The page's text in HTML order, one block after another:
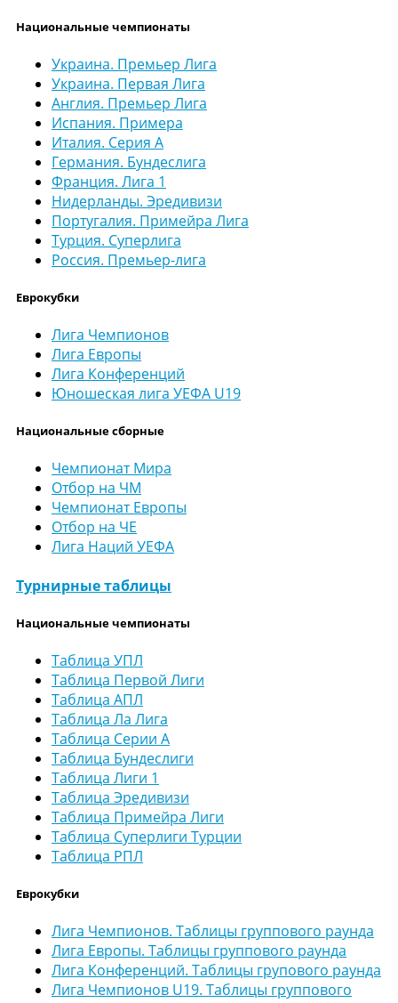
Национальные чемпионаты
Украина. Премьер Лига
Украина. Первая Лига
Англия. Премьер Лига
Испания. Примера
Италия. Серия А
Германия. Бундеслига
Франция. Лига 1
Нидерланды. Эредивизи
Португалия. Примейра Лига
Турция. Суперлига
Россия. Премьер-лига
Еврокубки
Лига Чемпионов
Лига Европы
Лига Конференций
Юношеская лига УЕФА U19
Национальные сборные
Чемпионат Мира
Отбор на ЧМ
Чемпионат Европы
Отбор на ЧЕ
Лига Наций УЕФА
Турнирные таблицы
Национальные чемпионаты
Таблица УПЛ
Таблица Первой Лиги
Таблица АПЛ
Таблица Ла Лига
Таблица Серии А
Таблица Бундеслиги
Таблица Лиги 1
Таблица Эредивизи
Таблица Примейра Лиги
Таблица Суперлиги Турции
Таблица РПЛ
Еврокубки
Лига Чемпионов. Таблицы группового раунда
Лига Европы. Таблицы группового раунда
Лига Конференций. Таблицы групового раунда
Лига Чемпионов U19. Таблицы группового